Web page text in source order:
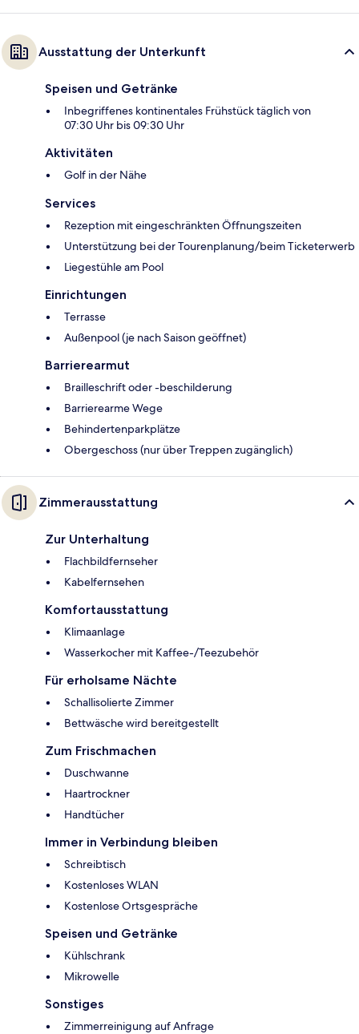
Ausstattung der Unterkunft
Speisen und Getränke
Inbegriffenes kontinentales Frühstück täglich von
07:30 Uhr bis 09:30 Uhr
Aktivitäten
Golf in der Nähe
Services
Rezeption mit eingeschränkten Öffnungszeiten
Unterstützung bei der Tourenplanung/beim Ticketerwerb
Liegestühle am Pool
Einrichtungen
Terrasse
Außenpool (je nach Saison geöffnet)
Barrierearmut
Brailleschrift oder -beschilderung
Barrierearme Wege
Behindertenparkplätze
Obergeschoss (nur über Treppen zugänglich)
Zimmerausstattung
Zur Unterhaltung
Flachbildfernseher
Kabelfernsehen
Komfortausstattung
Klimaanlage
Wasserkocher mit Kaffee-/Teezubehör
Für erholsame Nächte
Schallisolierte Zimmer
Bettwäsche wird bereitgestellt
Zum Frischmachen
Duschwanne
Haartrockner
Handtücher
Immer in Verbindung bleiben
Schreibtisch
Kostenloses WLAN
Kostenlose Ortsgespräche
Speisen und Getränke
Kühlschrank
Mikrowelle
Sonstiges
Zimmerreinigung auf Anfrage